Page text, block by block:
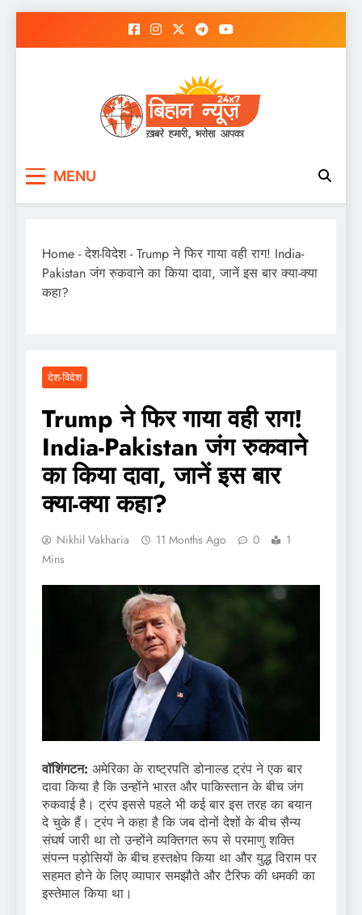
MENU
Home -देश-विदेश-Trump ने फिर गाया वही राग! India-
Pakistan जंग रुकवाने का किया दावा, जानें इस बार क्या-क्या
कहा?
देश-विदेश
Trump ने फिर गाया वही राग!
India-Pakistan जंग रुकवाने
का किया दावा, जानें इस बार
क्या-क्या कहा?
Nikhil Vakharia 11 Months Ago 0
1
Mins
वॉशिंगटन: अमेरिका के राष्ट्रपति डोनाल्ड ट्रंप ने एक बार
दावा किया है कि उन्होंने भारत और पाकिस्तान के बीच जंग
रुकवाई है। ट्रंप इससे पहले भी कई बार इस तरह का बयान
दे चुके हैं। ट्रंप ने कहा है कि जब दोनों देशों के बीच सैन्य
संघर्ष जारी था तो उन्होंने व्यक्तिगत रूप से परमाणु शक्ति
संपन्न पड़ोसियों के बीच हस्तक्षेप किया था और युद्ध विराम पर
सहमत होने के लिए व्यापार समझौते और टैरिफ की धमकी का
इस्तेमाल किया था।